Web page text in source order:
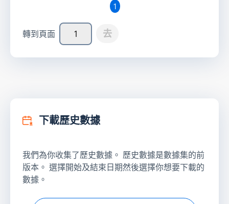
1
轉到頁面 去
下載歷史數據
我們為你收集了歷史數據。 歷史數據是數據集的前
版本。 選擇開始及結束日期然後選擇你想要下載的
數據。